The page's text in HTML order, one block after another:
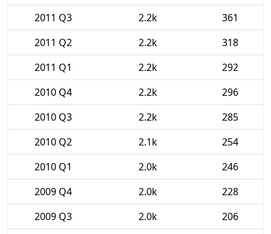
2011 Q3
2.2k
361
2011 Q2
2.2k
318
2011 Q1
2.2k
292
2010 Q4
2.2k
296
2010 Q3
2.2k
285
2010 Q2
2.1k
254
2010 Q1
2.0k
246
2009 Q4
2.0k
228
2009 Q3
2.0k
206